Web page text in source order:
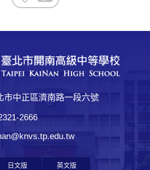
市中正區濟南路一段六號
2666
日文版 英文版